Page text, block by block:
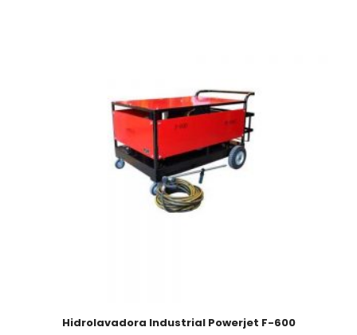
Hidrolavadora Industrial Powerjet F-600